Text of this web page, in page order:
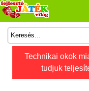
Technikai okok
tudjuk